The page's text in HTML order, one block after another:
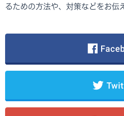
るための方法や、対策などをお伝